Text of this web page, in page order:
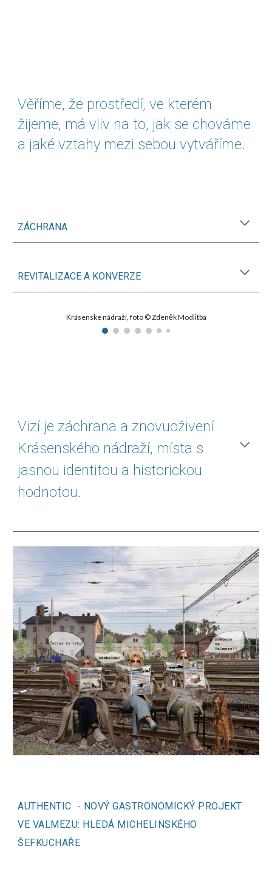
Věříme, že prostředí, ve kterém
žijeme, má vliv na to, jak se chováme
a jaké vztahy mezi sebou vytváříme.
ZÁCHRANA
REVITALIZACE A KONVERZE
Krásenske nádraží, foto © Zdeněk Modlitba
Vizí je záchrana a znovuoživení
Krásenského nádraží, místa s
jasnou identitou a historickou
hodnotou.
AUTHENTIC - NOVÝ GASTRONOMICKÝ PROJEKT
VE VALMEZU: HLEDÁ MICHELINSKÉHO
ŠEFKUCHAŘE